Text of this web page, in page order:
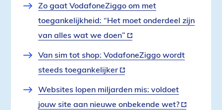
Zo gaat VodafoneZiggo om met
toegankelijkheid: “Het moet onderdeel zijn
van alles wat we doen” (externe
link)
Van sim tot shop: VodafoneZiggo wordt
steeds toegankelijker (externe
link)
Websites lopen miljarden mis: voldoet
jouw site aan nieuwe onbekende wet? (externe